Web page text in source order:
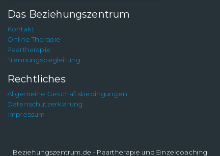
Das Beziehungszentrum
Kontakt
Online Therapie
Paartherapie
Trennungsbegleitung
Rechtliches
Allgemeine Geschäftsbedingungen
Datenschutzerklärung
Impressum
Beziehungszentrum.de - Paartherapie und Einzelcoaching